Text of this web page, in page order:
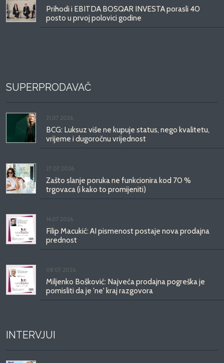
Prihodi i EBITDA BOSQAR INVESTA porasli 40
posto u prvoj polovici godine
SUPERPRODAVAČ
31.07.2026.
BCG: Luksuz više ne kupuje status, nego kvalitetu,
vrijeme i dugoročnu vrijednost
27.07.2026.
Zašto slanje poruka ne funkcionira kod 70 %
trgovaca (i kako to promijeniti)
14.07.2026.
Filip Macukić: AI pismenost postaje nova prodajna
prednost
08.07.2026.
Miljenko Bošković: Najveća prodajna pogreška je
pomisliti da je 'ne' kraj razgovora
INTERVJUI